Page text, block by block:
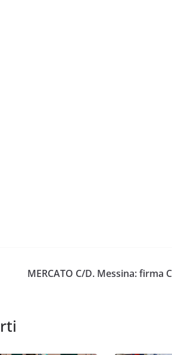
MERCATO C/D. Messina: firma